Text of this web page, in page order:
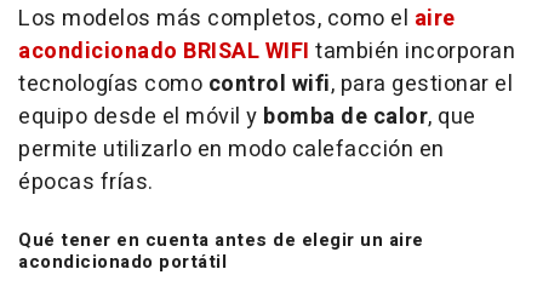
Los modelos más completos, como el aire
acondicionado BRISAL WIFI también incorporan
tecnologías como control wifi, para gestionar el
equipo desde el móvil y bomba de calor, que
permite utilizarlo en modo calefacción en
épocas frías.
Qué tener en cuenta antes de elegir un aire
acondicionado portátil